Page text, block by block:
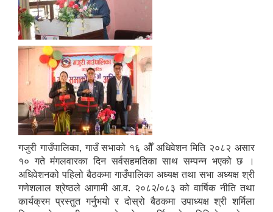
गजुरी गाउँपालिका, गाउँ सभाको १६ ओैँ अधिवेशन मिति २०८२ असार
१० गते मंगलवारका दिन सर्वसहमतिका साथ सम्पन्‍न भएको छ ।
अधिवेशनको पहिलो बैठकमा गाउँपालिका अध्यक्ष तथा सभा अध्यक्ष श्री
गणेशलाल श्रेष्‍ठले आगामी आ.व. २०८२/०८३ को वार्षिक नीति तथा
कार्यक्रम प्रस्तुत गर्नुभयो र दोस्रो बैठकमा उपाध्यक्ष श्री शर्मिला